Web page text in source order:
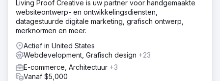
Living Proof Creative is uw partner voor handgemaakte
websiteontwerp- en ontwikkelingsdiensten,
datagestuurde digitale marketing, grafisch ontwerp,
merknormen en meer.
Actief in United States
Webdevelopment, Grafisch design +23
E-commerce, Architectuur +3
Vanaf $5,000